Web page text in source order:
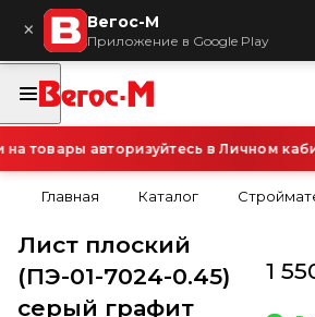
× Вегос-М
Приложение в Google Play
товары авторизуйтесь в Личном
Главная Каталог
Лист плоский
(ПЭ-01-7024-0.45)
серый графит
1